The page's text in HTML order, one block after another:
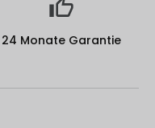
24 Monate Garantie